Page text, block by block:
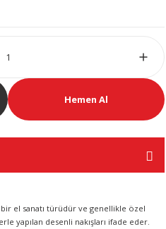
Hemen Al
el sanatı türüdür ve genellikle özel
yapılan desenli nakışları ifade eder.